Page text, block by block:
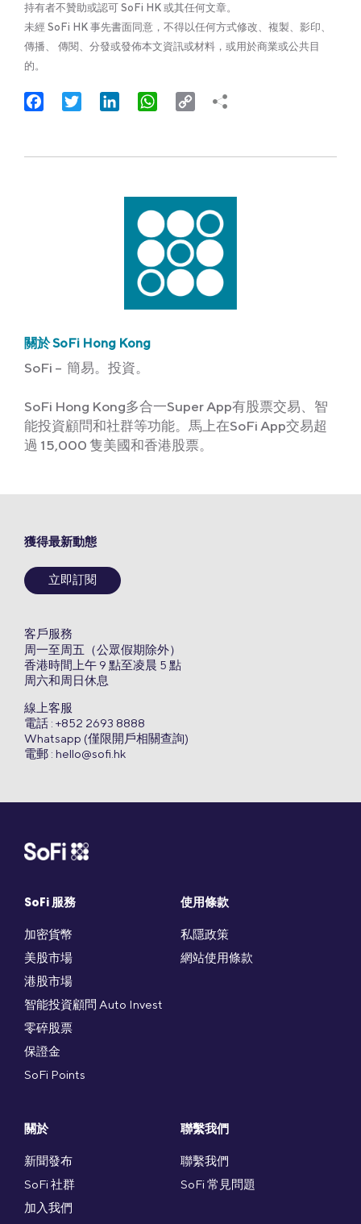
持有者不贊助或認可 SoFi HK 或其任何文章。
未經 SoFi HK 事先書面同意，不得以任何方式修改、複製、影印、
傳播、 傳閱、分發或發佈本文資訊或材料，或用於商業或公共目
的。
FacebookTwitter LinkedInWhatsApp
Copy
關於 SoFi Hong Kong
SoFi – 簡易。投資。
SoFi Hong Kong多合一Super App有股票交易、智
能投資顧問和社群等功能。馬上在SoFi App交易超
過 15,000 隻美國和香港股票。
SoFi 服務
加密貨幣
美股市場
港股市場
智能投資顧問 Auto Invest
零碎股票
保證金
SoFi Points
使用條款
私隱政策
網站使用條款
關於
新聞發布
SoFi 社群
加入我們
聯繫我們
聯繫我們
SoFi 常見問題
獲得最新動態
立即訂閱
客戶服務
周一至周五（公眾假期除外）
香港時間上午 9 點至凌晨 5 點
周六和周日休息
線上客服
電話 : +852 2693 8888
Whatsapp (僅限開戶相關查詢)
電郵 : hello@sofi.hk